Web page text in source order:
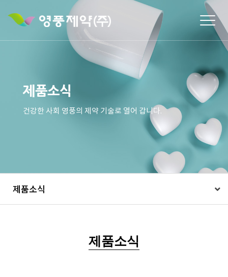
제품소식
건강한 사회 영풍의 제약 기술로 열어 갑니다.
제품소식
제품소식